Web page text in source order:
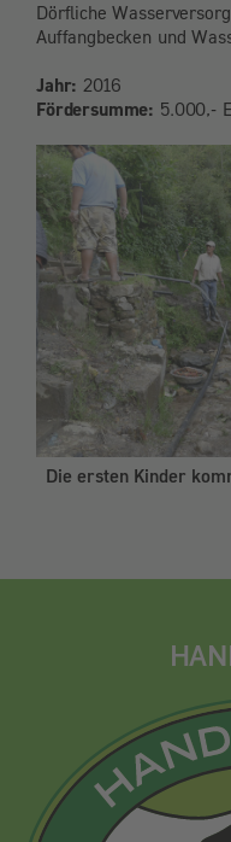
Dörfliche
Auffangbecken und
Jahr: 2016
Fördersumme: 5.000,-
Die ersten Kinder